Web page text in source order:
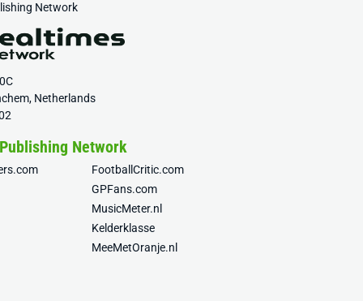
Network
Netherlands
Network
FootballCritic.com
GPFans.com
MusicMeter.nl
Kelderklasse
MeeMetOranje.nl